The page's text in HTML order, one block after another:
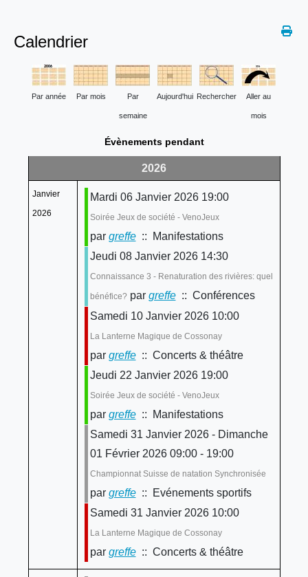
Calendrier
Par année Par mois Par
semaine
Aujourd'hui Rechercher Aller au
mois
Évènements pendant
2026
Janvier
2026
Mardi 06 Janvier 2026 19:00
Soirée Jeux de société - VenoJeux
par greffe:: Manifestations
Jeudi 08 Janvier 2026 14:30
Connaissance 3 - Renaturation des rivières: quel
bénéfice? par greffe:: Conférences
Samedi 10 Janvier 2026 10:00
La Lanterne Magique de Cossonay
par greffe:: Concerts & théâtre
Jeudi 22 Janvier 2026 19:00
Soirée Jeux de société - VenoJeux
par greffe:: Manifestations
Samedi 31 Janvier 2026 - Dimanche
01 Février 2026 09:00 - 19:00
Championnat Suisse de natation Synchronisée
par greffe:: Evénements sportifs
Samedi 31 Janvier 2026 10:00
La Lanterne Magique de Cossonay
par greffe:: Concerts & théâtre